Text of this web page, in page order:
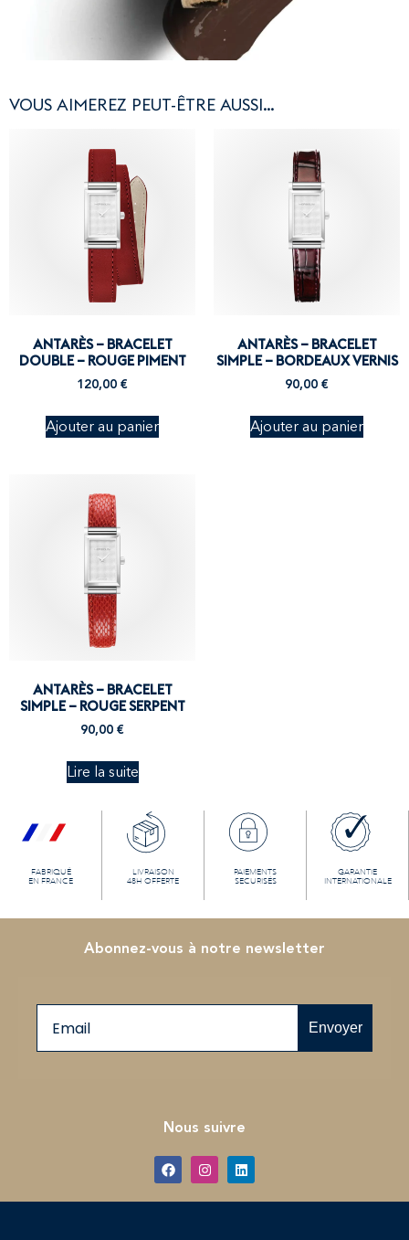
VOUS AIMEREZ PEUT-ÊTRE AUSSI…
ANTARÈS – BRACELET
DOUBLE – ROUGE PIMENT
120,00 €
Ajouter au panier
ANTARÈS – BRACELET
SIMPLE – BORDEAUX VERNIS
90,00 €
Ajouter au panier
ANTARÈS – BRACELET
SIMPLE – ROUGE SERPENT
90,00 €
Lire la suite
FABRIQUÉ
EN FRANCE
LIVRAISON
48H OFFERTE
PAIEMENTS
SECURISÉS
GARANTIE
INTERNATIONALE
Abonnez-vous à notre newsletter
Envoyer
Nous suivre